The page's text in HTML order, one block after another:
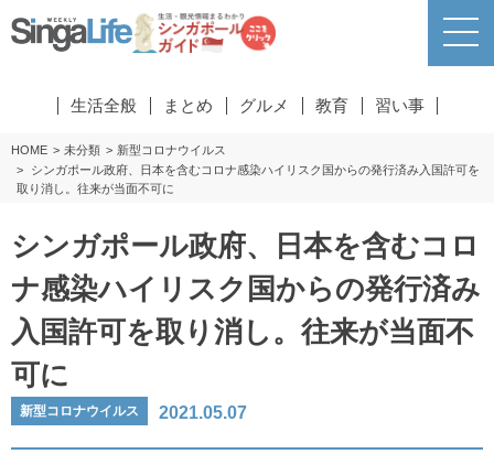
生活全般 まとめ グルメ 教育 習い事
HOME 未分類
新型コロナウイルス
シンガポール政府、日本を含むコロナ感染ハイリスク国からの発行済み入国許可を
取り消し。往来が当面不可に
シンガポール政府、日本を含むコロ
ナ感染ハイリスク国からの発行済み
入国許可を取り消し。往来が当面不
可に
新型コロナウイルス 2021.05.07